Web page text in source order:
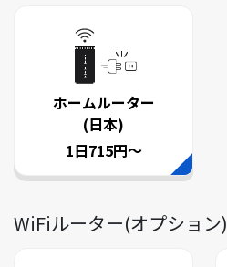
ホームルーター
(日本)
1日715円～
WiFiルーター(オプション)